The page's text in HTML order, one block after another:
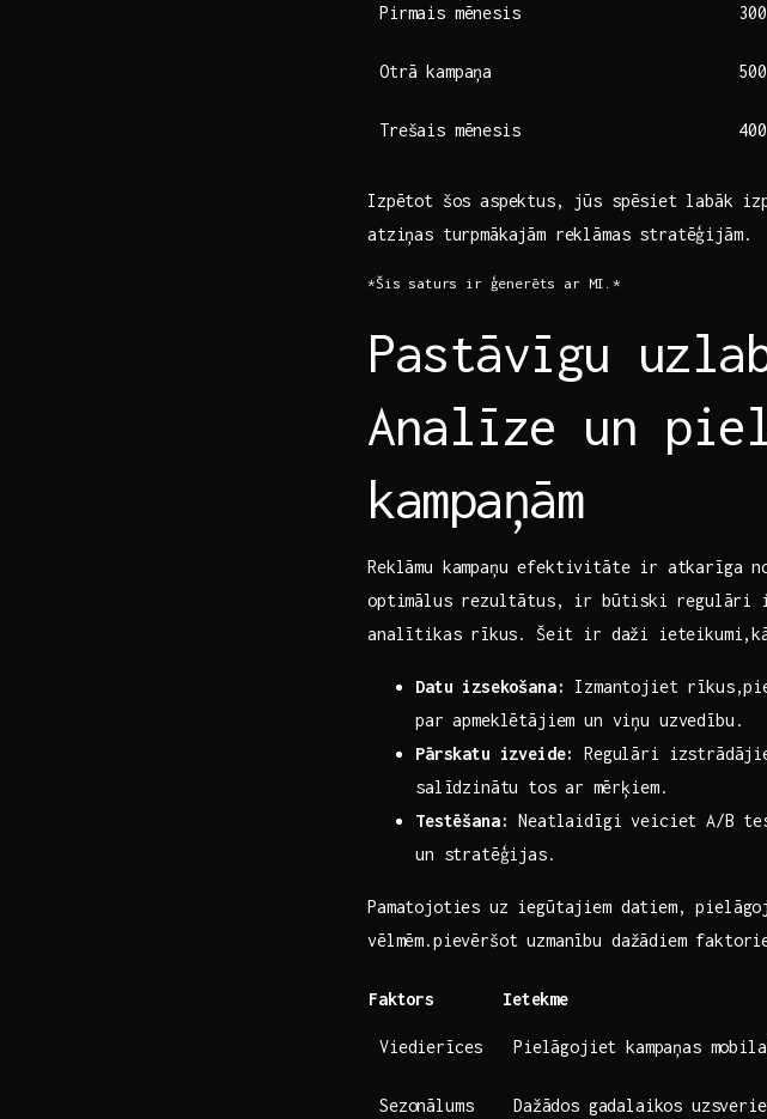
Pirmais mēnesis
Otrā kampaņa
Trešais mēnesis
Izpētot ‌šos aspektus, jūs spēsiet⁤ labāk
atziņas turpmākajām reklāmas stratēģijām.
*Šis saturs ir ģenerēts ar⁣ MI.*
Pastāvīgu
Analīze un
kampaņām
Reklāmu​ kampaņu efektivitāte ⁣ir atkarīga
optimālus ⁢rezultātus, ir būtiski⁣ regulāri
analītikas⁣ rīkus. Šeit ir daži
Datu izsekošana:
Izmantojiet
par apmeklētājiem un viņu uzvedību.
Pārskatu izveide:
Regulāri
salīdzinātu ⁢tos ar ⁣mērķiem.
Testēšana: Neatlaidīgi veiciet ⁣A/B
un stratēģijas.
Pamatojoties uz iegūtajiem datiem,
‍vēlmēm.pievēršot uzmanību dažādiem
Faktors Ietekme
Viedierīces Pielāgojiet kampaņas
Sezonālums Dažādos​ gadalaikos